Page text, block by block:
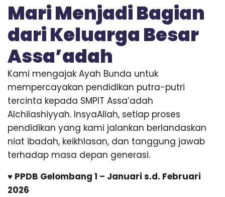
Mari Menjadi Bagian
dari Keluarga Besar
Assa’adah
Kami mengajak Ayah Bunda untuk
mempercayakan pendidikan putra-putri
tercinta kepada SMPIT Assa’adah
Alchilashiyyah. InsyaAllah, setiap proses
pendidikan yang kami jalankan berlandaskan
niat ibadah, keikhlasan, dan tanggung jawab
terhadap masa depan generasi.
♥ PPDB Gelombang 1 – Januari s.d. Februari
2026